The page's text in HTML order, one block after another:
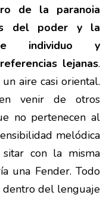
de la paranoia
del poder y la
individuo y
lejanas.
aire casi oriental.
venir de otros
no pertenecen al
melódica
con la misma
una Fender. Todo
dentro del lenguaje